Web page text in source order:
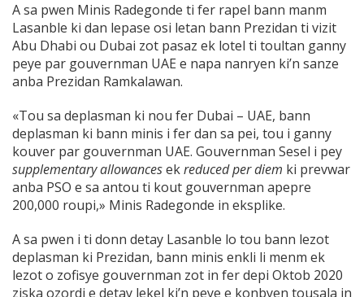
A sa pwen Minis Radegonde ti fer rapel bann manm
Lasanble ki dan lepase osi letan bann Prezidan ti vizit
Abu Dhabi ou Dubai zot pasaz ek lotel ti toultan ganny
peye par gouvernman UAE e napa nanryen ki’n sanze
anba Prezidan Ramkalawan.
«Tou sa deplasman ki nou fer Dubai – UAE, bann
deplasman ki bann minis i fer dan sa pei, tou i ganny
kouver par gouvernman UAE. Gouvernman Sesel i pey
supplementary allowancesekreduced per diem ki prevwar
anba PSO e sa antou ti kout gouvernman apepre
200,000 roupi,» Minis Radegonde in eksplike.
A sa pwen i ti donn detay Lasanble lo tou bann lezot
deplasman ki Prezidan, bann minis enkli li menm ek
lezot o zofisye gouvernman zot in fer depi Oktob 2020
ziska ozordi e detay lekel ki’n peye e konbyen tousala in